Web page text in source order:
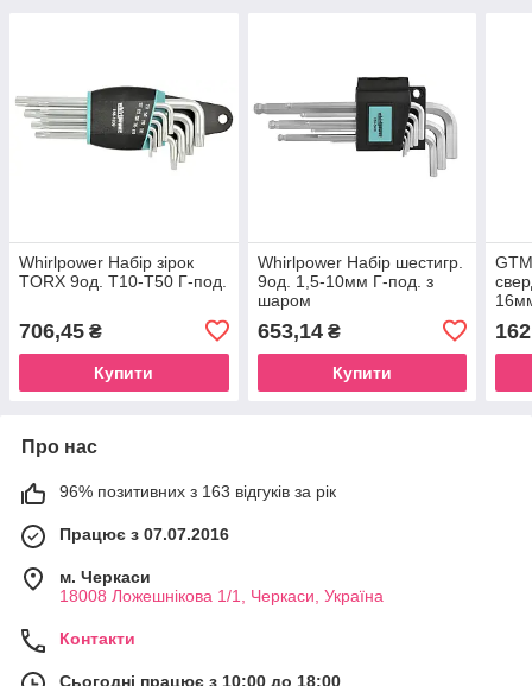
Whirlpower Набір зірок
TORX 9од. Т10-Т50 Г-под.
706,45 ₴
Купити
Whirlpower Набір шестигр.
9од. 1,5-10мм Г-под. з
шаром
653,14₴
Купити
Про нас
96% позитивних з 163 відгуків за рік
Працює з 07.07.2016
м. Черкаси
18008 Ложешнікова 1/1, Черкаси, Україна
Контакти
Сьогодні працює з 10:00 до 18:00